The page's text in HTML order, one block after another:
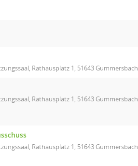
Rathausplatz 1, 51643 Gummersbach
Rathausplatz 1, 51643 Gummersbach
Rathausplatz 1, 51643 Gummersbach